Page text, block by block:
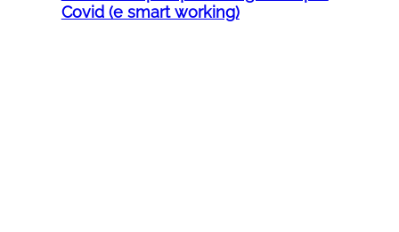
Covid (e smart working)